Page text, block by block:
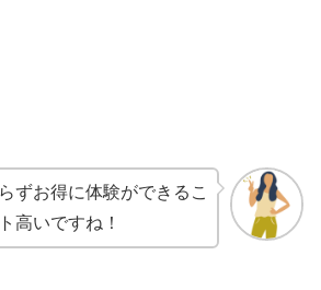
ずお得に体験ができるこ
高いですね！